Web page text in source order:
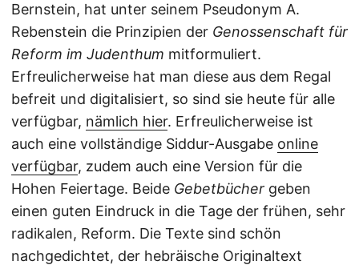
Bernstein, hat unter seinem Pseudonym A.
Rebenstein die Prinzipien der Genossenschaft für
Reform im Judenthum mitformuliert.
Erfreulicherweise hat man diese aus dem Regal
befreit und digitalisiert, so sind sie heute für alle
verfügbar, nämlich hier. Erfreulicherweise ist
auch eine vollständige Siddur-Ausgabe online
verfügbar, zudem auch eine Version für die
Hohen Feiertage. Beide Gebetbücher geben
einen guten Eindruck in die Tage der frühen, sehr
radikalen, Reform. Die Texte sind schön
nachgedichtet, der hebräische Originaltext